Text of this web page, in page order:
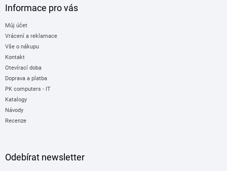
Informace pro vás
Můj účet
Vrácení a reklamace
Vše o nákupu
Kontakt
Otevírací doba
Doprava a platba
PK computers - IT
Katalogy
Návody
Recenze
Odebírat newsletter